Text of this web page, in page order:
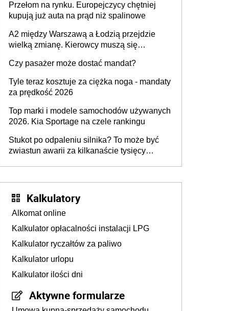
Przełom na rynku. Europejczycy chętniej
kupują już auta na prąd niż spalinowe
A2 między Warszawą a Łodzią przejdzie
wielką zmianę. Kierowcy muszą się
Czy pasażer może dostać mandat?
Tyle teraz kosztuje za ciężka noga - mandaty
za prędkość 2026
Top marki i modele samochodów używanych
2026. Kia Sportage na czele rankingu
Stukot po odpaleniu silnika? To może być
zwiastun awarii za kilkanaście tysięcy
Kalkulatory
Alkomat online
Kalkulator opłacalności instalacji LPG
Kalkulator ryczałtów za paliwo
Kalkulator urlopu
Kalkulator ilości dni
Aktywne formularze